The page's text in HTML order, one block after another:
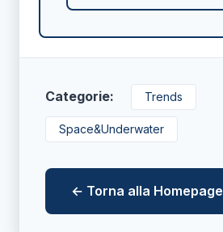
Categorie: Trends
Space&Underwater
← Torna alla Homepage